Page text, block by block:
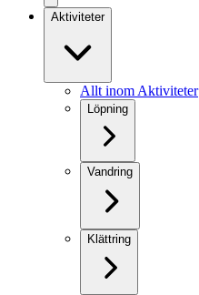
Aktiviteter
Allt inom Aktiviteter
Löpning
Vandring
Klättring